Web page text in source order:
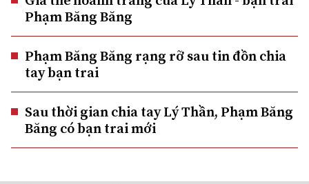
Phạm Băng Băng
Phạm Băng Băng rạng rỡ sau tin đồn chia
tay bạn trai
Sau thời gian chia tay Lý Thần, Phạm Băng
Băng có bạn trai mới